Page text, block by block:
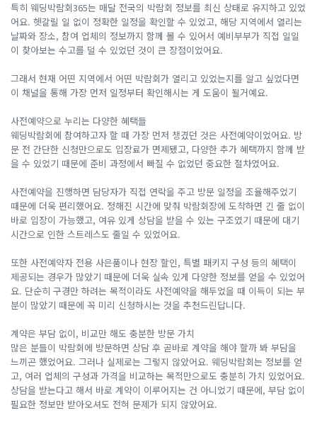
특히 웨딩박람회365는 매달 전국의 박람회 정보를 최신 상태로 유지하고 있었
어요. 헷갈릴 일 없이 정확한 일정을 확인할 수 있었고, 해당 지역에서 열리는
날짜와 장소, 참여 업체의 정보까지 함께 볼 수 있어서 예비부부가 직접 일일
이 찾아보는 수고를 덜 수 있었던 것이 큰 장점이었어요.
그래서 현재 어떤 지역에서 어떤 박람회가 열리고 있었는지를 알고 싶었다면
이 채널을 통해 가장 먼저 일정부터 확인해시는 게 도움이 될거예요.
사전예약으로 누리는 다양한 혜택들
웨딩박람회에 참여하고자 할 때 가장 먼저 챙겼던 것은 사전예약이었어요. 방
문 전 간단한 신청만으로도 입장료가 면제됐고, 다양한 추가 혜택까지 함께 받
을 수 있었기 때문에 준비 과정에서 빠질 수 없었던 중요한 절차였어요.
사전예약을 진행하면 담당자가 직접 연락을 주고 방문 일정을 조율해주었기
때문에 더욱 편리했어요. 정해진 시간에 맞춰 박람회장에 도착하면 긴 줄 없이
바로 입장이 가능했고, 여유 있게 상담을 받을 수 있는 구조였기 때문에 대기
시간으로 인한 스트레스도 줄일 수 있었어요.
또한 사전예약자 전용 사은품이나 현장 할인, 특별 패키지 구성 등의 혜택이
제공되는 경우가 많았기 때문에 더욱 실속 있게 다양한 정보를 얻을 수 있었어
요. 단순히 구경만 하려는 목적이라도 사전예약을 해두었을 때 이득이 되는 부
분이 많았기 때문에 꼭 미리 신청하시는 것을 추천드린답니다.
계약은 부담 없이, 비교만 해도 충분한 방문 가치
많은 분들이 박람회에 방문하면 상담 후 곧바로 계약을 해야 할까 봐 부담을
느끼곤 했었어요. 그러나 실제로는 그렇지 않았어요. 웨딩박람회는 정보를 얻
고, 여러 업체의 구성과 가격을 비교하는 목적만으로도 충분히 가치 있었어요.
상담을 받는다고 해서 바로 계약이 이루어지는 건 아니었기 때문에, 부담 없이
필요한 정보만 받아오셔도 전혀 문제가 되지 않았어요.